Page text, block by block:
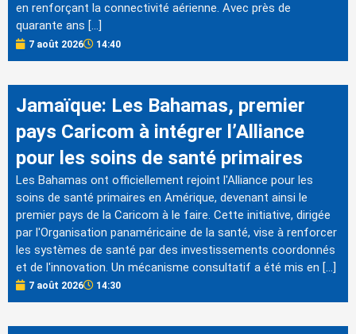
en renforçant la connectivité aérienne. Avec près de
quarante ans […]
7 août 2026 14:40
Jamaïque: Les Bahamas, premier
pays Caricom à intégrer l’Alliance
pour les soins de santé primaires
Les Bahamas ont officiellement rejoint l'Alliance pour les
soins de santé primaires en Amérique, devenant ainsi le
premier pays de la Caricom à le faire. Cette initiative, dirigée
par l'Organisation panaméricaine de la santé, vise à renforcer
les systèmes de santé par des investissements coordonnés
et de l'innovation. Un mécanisme consultatif a été mis en […]
7 août 2026 14:30